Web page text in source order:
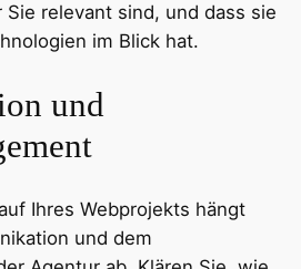
relevant sind, und dass sie
im Blick hat.
und
Ihres Webprojekts hängt
und dem